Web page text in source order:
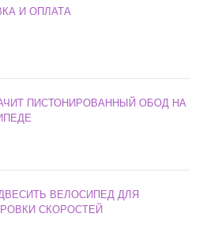
И ОПЛАТА
ПИСТОНИРОВАННЫЙ ОБОД НА
ВЕЛОСИПЕД ДЛЯ
СКОРОСТЕЙ